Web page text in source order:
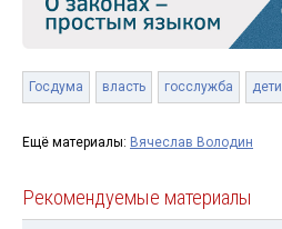
Госдума власть госслужба дети
Ещё материалы: Вячеслав Володин
Рекомендуемые материалы